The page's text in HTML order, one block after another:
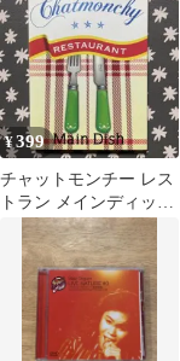
¥399
チャットモンチー レス
トラン メインディッシ
ュ〈2枚組〉 dvd